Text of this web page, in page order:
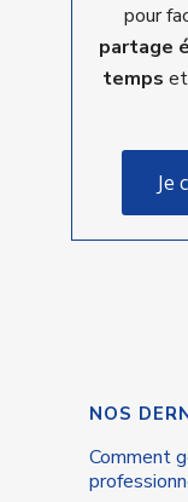
pour
partage
temps
Je
NOS
Comment